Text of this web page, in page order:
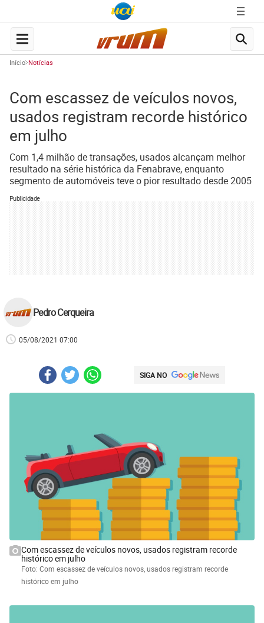
Início Notícias
Com escassez de veículos novos,
usados registram recorde histórico
em julho
Com 1,4 milhão de transações, usados alcançam melhor
resultado na série histórica da Fenabrave, enquanto
segmento de automóveis teve o pior resultado desde 2005
Publicidade
Pedro Cerqueira
05/08/2021 07:00
SIGA NO
Com escassez de veículos novos, usados registram recorde
histórico em julho
Foto: Com escassez de veículos novos, usados registram recorde
histórico em julho